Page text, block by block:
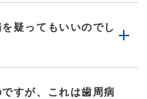
疑ってもいいのでし
すが、これは歯周病